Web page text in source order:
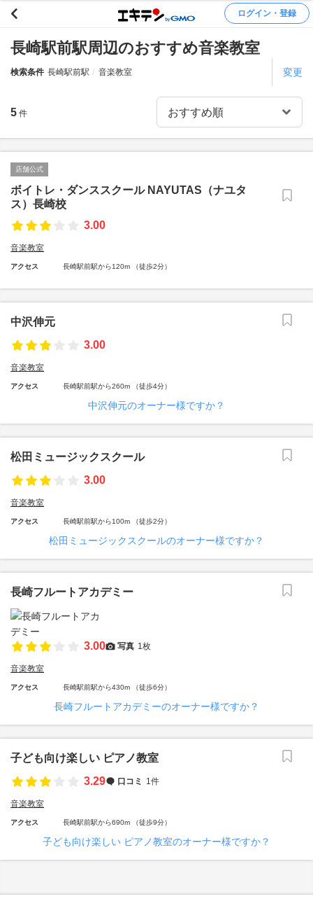
ログイン・登録
長崎駅前駅周辺のおすすめ音楽教室
検索条件 長崎駅前駅 音楽教室 変更
5 件
店舗公式
ボイトレ・ダンススクール NAYUTAS（ナユタ
ス）長崎校
3.00
音楽教室
アクセス 長崎駅前駅から120m （徒歩2分）
中沢伸元
3.00
音楽教室
アクセス 長崎駅前駅から260m （徒歩4分）
中沢伸元のオーナー様ですか？
松田ミュージックスクール
3.00
音楽教室
アクセス 長崎駅前駅から100m （徒歩2分）
松田ミュージックスクールのオーナー様ですか？
長崎フルートアカデミー
3.00 写真 1枚
音楽教室
アクセス 長崎駅前駅から430m （徒歩6分）
長崎フルートアカデミーのオーナー様ですか？
子ども向け楽しい ピアノ教室
3.29
口コミ 1件
音楽教室
アクセス 長崎駅前駅から690m （徒歩9分）
子ども向け楽しい ピアノ教室のオーナー様ですか？